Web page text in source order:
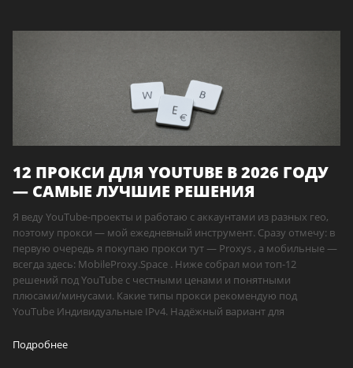
12 ПРОКСИ ДЛЯ YOUTUBE В 2026 ГОДУ
— САМЫЕ ЛУЧШИЕ РЕШЕНИЯ
Я веду YouTube-проекты и работаю с аккаунтами из разных гео,
поэтому прокси — мой ежедневный инструмент. Сразу отмечу: в
первую очередь я покупаю прокси тут — Proxys , а мобильные —
всегда здесь: MobileProxy.Space . Ниже собрал мои топ-12
решений под YouTube с честными ценами и понятными
плюсами/минусами. Какие типы прокси рекомендую под
YouTube Индивидуальные IPv4. Надёжный вариант для
Подробнее